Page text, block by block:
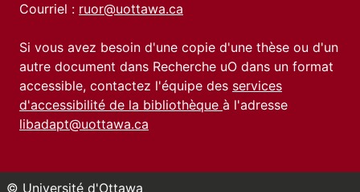
Courriel : ruor@uottawa.ca
Si vous avez besoin d'une copie d'une thèse ou d'un
autre document dans Recherche uO dans un format
accessible, contactez l'équipe des services
d'accessibilité de la bibliothèque à l'adresse
libadapt@uottawa.ca
© Université d'Ottawa